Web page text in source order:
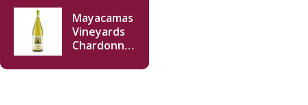
Mayacamas
Vineyards
Chardonnay